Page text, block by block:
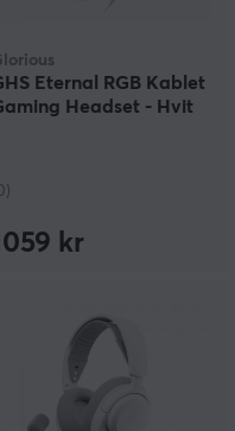
Eternal RGB Kablet
Headset - Hvit
kr